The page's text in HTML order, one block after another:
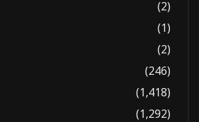
(2)
(1)
(2)
(246)
(1,418)
(1,292)